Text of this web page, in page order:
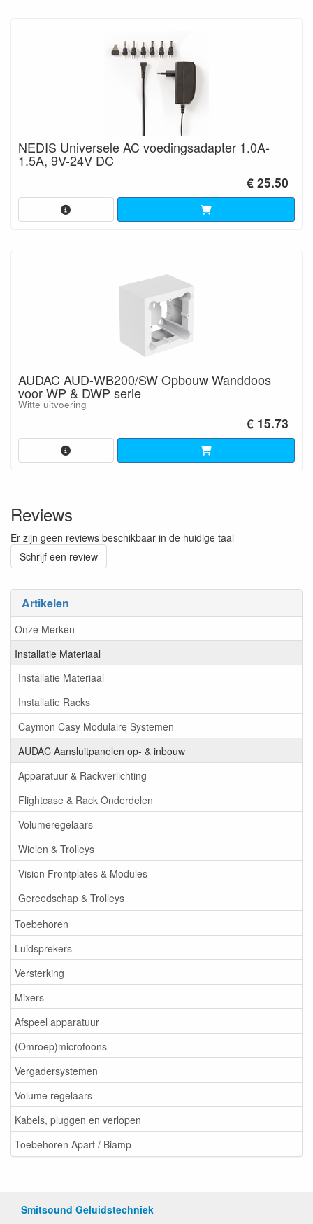
Artikelen
Onze Merken
Installatie Materiaal
Installatie Materiaal
Installatie Racks
Caymon Casy Modulaire Systemen
AUDAC Aansluitpanelen op- & inbouw
Apparatuur & Rackverlichting
Flightcase & Rack Onderdelen
Volumeregelaars
Wielen & Trolleys
Vision Frontplates & Modules
Gereedschap & Trolleys
Toebehoren
Luidsprekers
Versterking
Mixers
Afspeel apparatuur
(Omroep)microfoons
Vergadersystemen
Volume regelaars
Kabels, pluggen en verlopen
Toebehoren Apart / Biamp
NEDIS Universele AC voedingsadapter 1.0A-
1.5A, 9V-24V DC
€ 25.50
AUDAC AUD-WB200/SW Opbouw Wanddoos
voor WP & DWP serie
Witte uitvoering
€ 15.73
Reviews
Er zijn geen reviews beschikbaar in de huidige taal
Schrijf een review
Smitsound Geluidstechniek